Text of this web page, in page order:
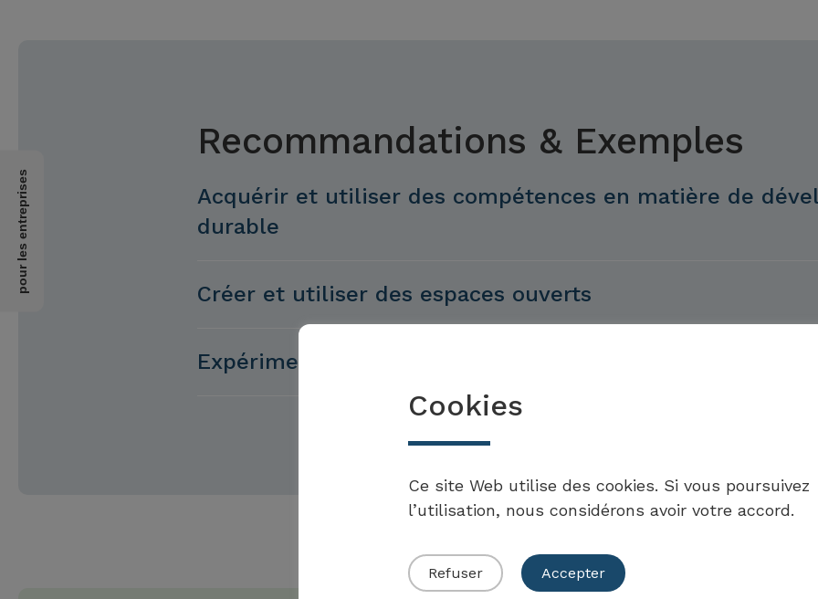
Recommandations & Exemples
Acquérir et utiliser des compétences en matière de
durable
Créer et utiliser des espaces ouverts
Expérimenter
pour les entreprises
Cookies
Ce site Web utilise des cookies. Si vous poursuivez
l’utilisation, nous considérons avoir votre accord.
Refuser Accepter